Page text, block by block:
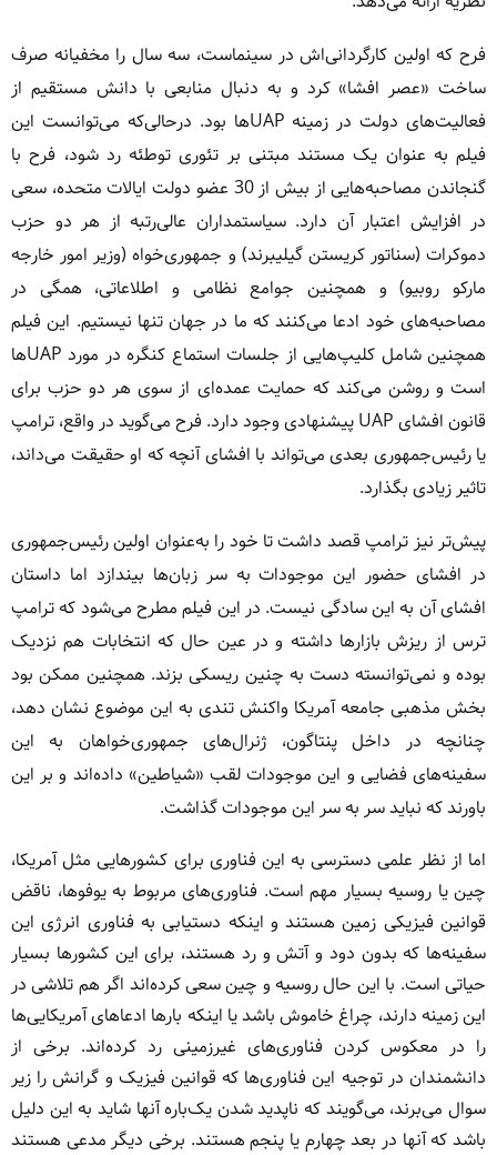
فرح که اولین کارگردانی‌اش در سینماست، سه سال را مخفیانه صرف
ساخت «عصر افشا» کرد و به دنبال منابعی با دانش مستقیم از
فعالیت‌های دولت در زمینه UAPها بود. درحالی‌که می‌توانست این
فیلم به عنوان یک مستند مبتنی بر تئوری توطئه رد شود، فرح با
گنجاندن مصاحبه‌هایی از بیش از 30 عضو دولت ایالات متحده، سعی
در افزایش اعتبار آن دارد. سیاستمداران عالی‌رتبه از هر دو حزب
دموکرات (سناتور کریستن گیلیبرند) و جمهوری‌خواه (وزیر امور خارجه
مارکو روبیو) و همچنین جوامع نظامی و اطلاعاتی، همگی در
مصاحبه‌های خود ادعا می‌کنند که ما در جهان تنها نیستیم. این فیلم
همچنین شامل کلیپ‌هایی از جلسات استماع کنگره در مورد UAPها
است و روشن می‌کند که حمایت عمده‌ای از سوی هر دو حزب برای
قانون افشای UAP پیشنهادی وجود دارد. فرح می‌گوید در واقع، ترامپ
یا رئیس‌جمهوری بعدی می‌تواند با افشای آنچه که او حقیقت می‌داند،
تاثیر زیادی بگذارد.
پیش‌تر نیز ترامپ قصد داشت تا خود را به‌عنوان اولین رئیس‌جمهوری
در افشای حضور این موجودات به سر زبان‌ها بیندازد اما داستان
افشای آن به این سادگی نیست. در این فیلم مطرح می‌شود که ترامپ
ترس از ریزش بازارها داشته و در عین حال که انتخابات هم نزدیک
بوده و نمی‌توانسته دست به چنین ریسکی بزند. همچنین ممکن بود
بخش مذهبی جامعه آمریکا واکنش تندی به این موضوع نشان دهد،
چنانچه در داخل پنتاگون، ژنرال‌های جمهوری‌خواهان به این
سفینه‌های فضایی و این موجودات لقب «شیاطین» داده‌اند و بر این
باورند که نباید سر به سر این موجودات گذاشت.
اما از نظر علمی دسترسی به این فناوری برای کشورهایی مثل آمریکا،
چین یا روسیه بسیار مهم است. فناوری‌های مربوط به یوفوها، ناقض
قوانین فیزیکی زمین هستند و اینکه دستیابی به فناوری انرژی این
سفینه‌ها که بدون دود و آتش و رد هستند، برای این کشورها بسیار
حیاتی است. با این حال روسیه و چین سعی کرده‌اند اگر هم تلاشی در
این زمینه دارند، چراغ خاموش باشد یا اینکه بارها ادعاهای آمریکایی‌ها
را در معکوس کردن فناوری‌های غیرزمینی رد کرده‌اند. برخی از
دانشمندان در توجیه این فناوری‌ها که قوانین فیزیک و گرانش را زیر
سوال می‌برند، می‌گویند که ناپدید شدن یک‌باره آنها شاید به این دلیل
باشد که آنها در بعد چهارم یا پنجم هستند. برخی دیگر مدعی‌ هستند